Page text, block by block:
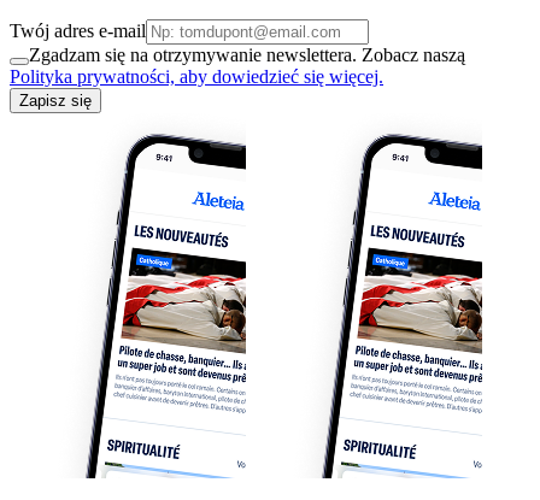
Twój adres e-mail
Zgadzam się na otrzymywanie newslettera. Zobacz naszą
Polityka prywatności, aby dowiedzieć się więcej.
Zapisz się